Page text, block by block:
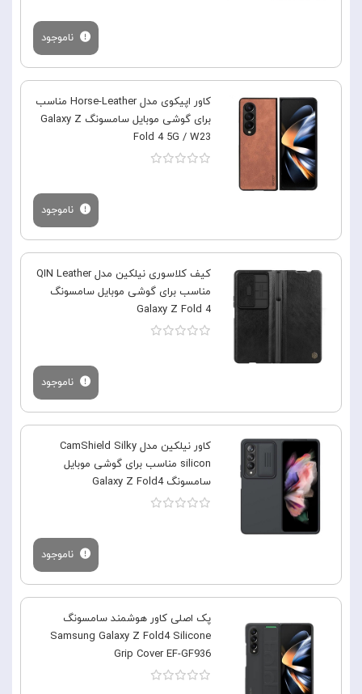
ناموجود
کاور اپیکوی مدل Horse-Leather مناسب
برای گوشی موبایل سامسونگ Galaxy Z
Fold 4 5G / W23
ناموجود
کیف کلاسوری نیلکین مدل QIN Leather
مناسب برای گوشی موبایل سامسونگ
Galaxy Z Fold 4
ناموجود
کاور نیلکین مدل CamShield Silky
silicon مناسب برای گوشی موبایل
سامسونگ Galaxy Z Fold4
ناموجود
پک اصلی کاور هوشمند سامسونگ
Samsung Galaxy Z Fold4 Silicone
Grip Cover EF-GF936